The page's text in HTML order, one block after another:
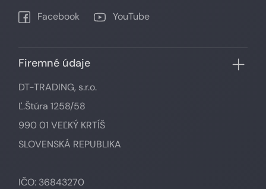
Facebook YouTube
Firemné údaje
DT-TRADING, s.r.o.
Ľ.Štúra 1258/58
990 01 VEĽKÝ KRTÍŠ
SLOVENSKÁ REPUBLIKA
IČO: 36843270